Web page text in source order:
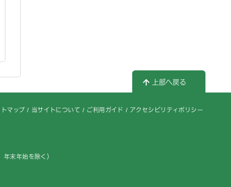
上部へ戻る
マップ 当サイトについて ご利用ガイド アクセシビリティポリシー
末年始を除く）